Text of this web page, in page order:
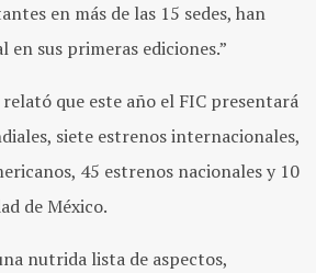
en más de las 15 sedes, han
sus primeras ediciones.”
relató que este año el FIC presentará
siete estrenos internacionales,
45 estrenos nacionales y 10
de México.
nutrida lista de aspectos,